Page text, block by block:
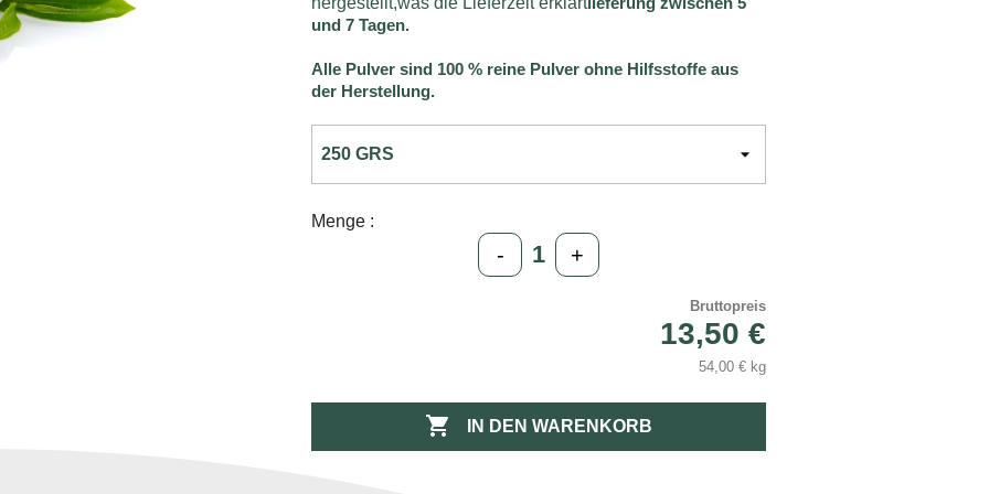
und 7 Tagen.
Alle Pulver sind 100 % reine Pulver ohne Hilfsstoffe aus
der Herstellung.
Menge :
- +
Bruttopreis
13,50 €
54,00 € kg
 IN DEN WARENKORB